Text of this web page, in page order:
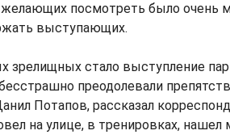
посмотреть было очень
выступающих.
зрелищных стало выступление
преодолевали
Потапов, рассказал
на улице, в тренировках,